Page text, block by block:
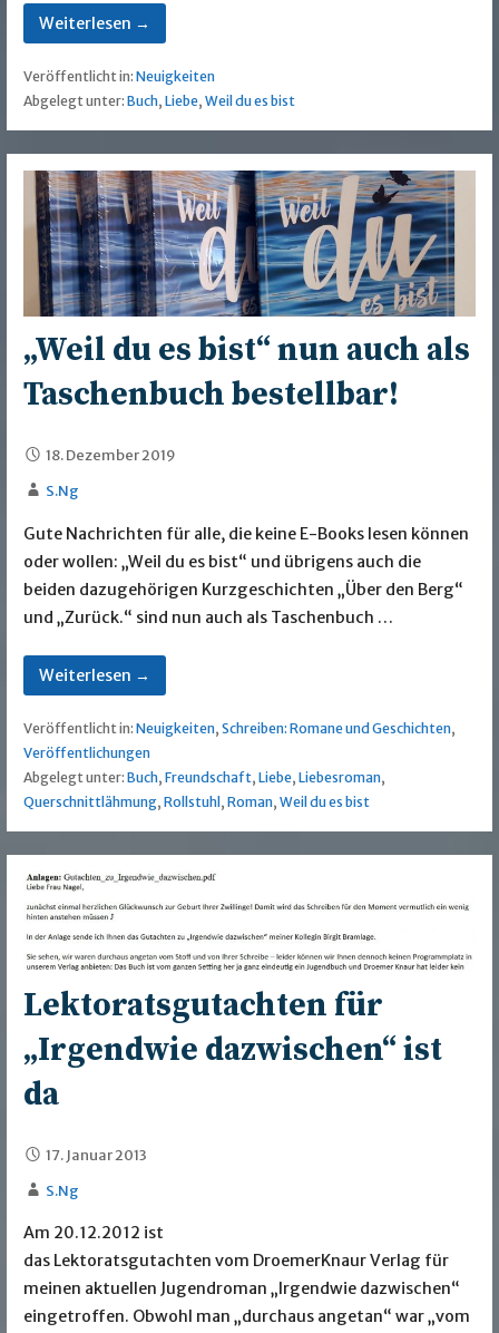
Weiterlesen →
Veröffentlicht in: Neuigkeiten
Abgelegt unter: Buch, Liebe, Weil du es bist
„Weil du es bist“ nun auch als
Taschenbuch bestellbar!
18. Dezember 2019
S.Ng
Gute Nachrichten für alle, die keine E-Books lesen können
oder wollen: „Weil du es bist“ und übrigens auch die
beiden dazugehörigen Kurzgeschichten „Über den Berg“
und „Zurück.“ sind nun auch als Taschenbuch …
Weiterlesen →
Veröffentlicht in: Neuigkeiten, Schreiben: Romane und Geschichten,
Veröffentlichungen
Abgelegt unter: Buch, Freundschaft, Liebe, Liebesroman,
Querschnittlähmung, Rollstuhl , Roman, Weil du es bist
Lektoratsgutachten für
„Irgendwie dazwischen“ ist
da
17. Januar 2013
S.Ng
Am 20.12.2012 ist
das Lektoratsgutachten vom DroemerKnaur Verlag für
meinen aktuellen Jugendroman „Irgendwie dazwischen“
eingetroffen. Obwohl man „durchaus angetan“ war „vom